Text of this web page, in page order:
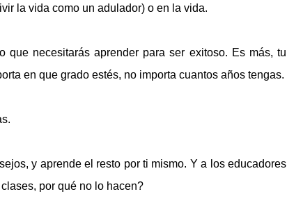
la vida como un adulador) o en la vida.
necesitarás aprender para ser exitoso. Es más, tu
en que grado estés, no importa cuantos años tengas.
y aprende el resto por ti mismo. Y a los educadores
por qué no lo hacen?